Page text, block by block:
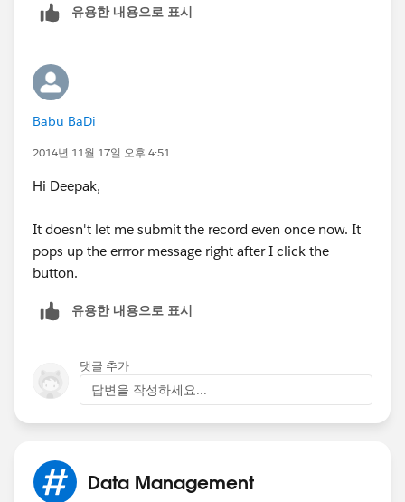
catch(e){
"An unexpected Error has Occurred.
        e
}
유용한 내용으로 표시
Babu BaDi
2014년 11월 17일 오후 4:51
Hi Deepak,
It doesn't let me submit the record even once now. It
pops up the errror message right after I click the
button.
유용한 내용으로 표시
댓글 추가
답변을 작성하세요...
Data Management